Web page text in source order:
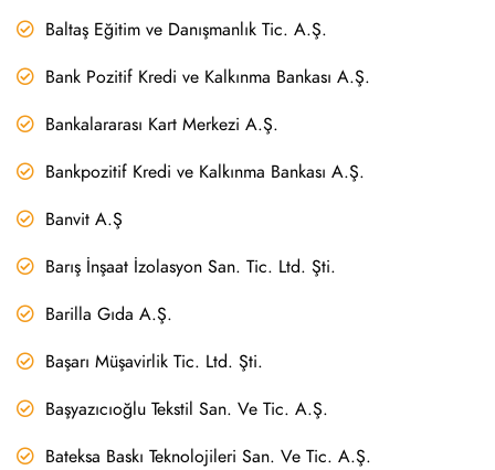
Baltaş Eğitim ve Danışmanlık Tic. A.Ş.
Bank Pozitif Kredi ve Kalkınma Bankası A.Ş.
Bankalararası Kart Merkezi A.Ş.
Bankpozitif Kredi ve Kalkınma Bankası A.Ş.
Banvit A.Ş
Barış İnşaat İzolasyon San. Tic. Ltd. Şti.
Barilla Gıda A.Ş.
Başarı Müşavirlik Tic. Ltd. Şti.
Başyazıcıoğlu Tekstil San. Ve Tic. A.Ş.
Bateksa Baskı Teknolojileri San. Ve Tic. A.Ş.